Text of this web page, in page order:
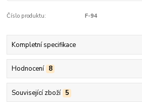
Číslo produktu: F-94
Kompletní specifikace
Hodnocení 8
Související zboží 5